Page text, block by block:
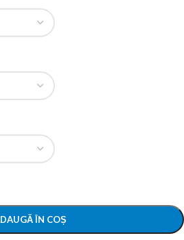
ÎN COȘ